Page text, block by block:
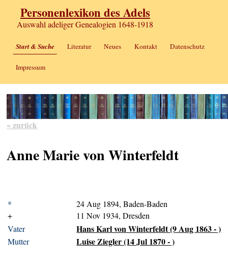
Personenlexikon des Adels
Auswahl adeliger Genealogien 1648-1918
Start & Suche Literatur Neues Kontakt Datenschutz
Impressum
« zurück
Anne Marie von Winterfeldt
*
24 Aug 1894, Baden-Baden
+
11 Nov 1934, Dresden
Vater
Hans Karl von Winterfeldt (9 Aug 1863 - )
Mutter Luise Ziegler (14 Jul 1870 - )